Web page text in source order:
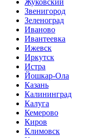
Жуковский
Звенигород
Зеленоград
Иваново
Ивантеевка
Ижевск
Иркутск
Истра
Йошкар-Ола
Казань
Калининград
Калуга
Кемерово
Киров
Климовск